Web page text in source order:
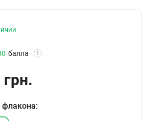
балла ?